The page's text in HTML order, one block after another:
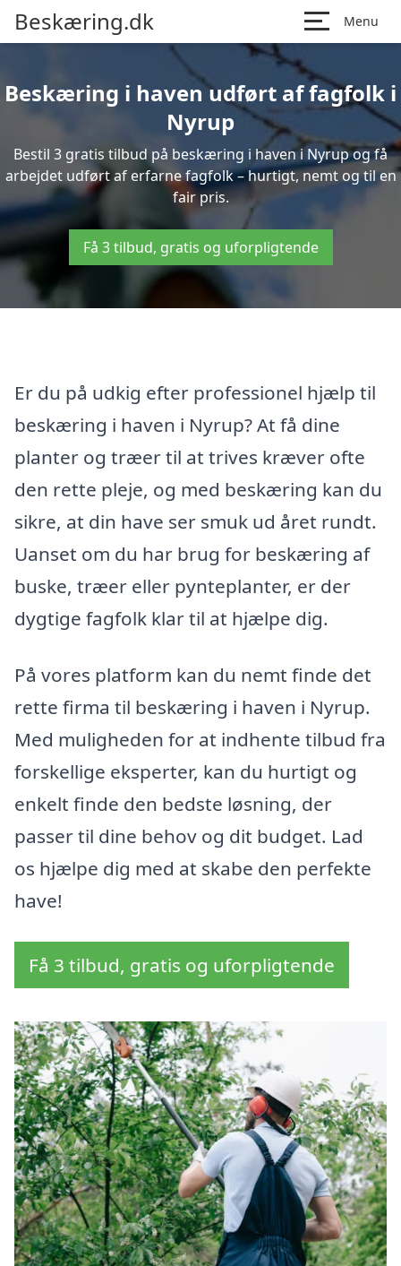
Beskæring.dk Menu
Beskæring i haven udført af fagfolk i
Nyrup
Bestil 3 gratis tilbud på beskæring i haven i Nyrup og få
arbejdet udført af erfarne fagfolk – hurtigt, nemt og til en
fair pris.
Få 3 tilbud, gratis og uforpligtende
Er du på udkig efter professionel hjælp til
beskæring i haven i Nyrup? At få dine
planter og træer til at trives kræver ofte
den rette pleje, og med beskæring kan du
sikre, at din have ser smuk ud året rundt.
Uanset om du har brug for beskæring af
buske, træer eller pynteplanter, er der
dygtige fagfolk klar til at hjælpe dig.
På vores platform kan du nemt finde det
rette firma til beskæring i haven i Nyrup.
Med muligheden for at indhente tilbud fra
forskellige eksperter, kan du hurtigt og
enkelt finde den bedste løsning, der
passer til dine behov og dit budget. Lad
os hjælpe dig med at skabe den perfekte
have!
Få 3 tilbud, gratis og uforpligtende